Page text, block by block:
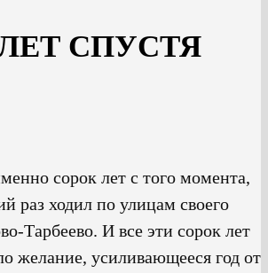
СПУСТЯ
сорок лет с того момента,
раз ходил по улицам своего
Тарбеево. И все эти сорок лет
желание, усиливающееся год от